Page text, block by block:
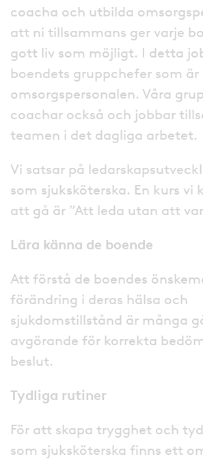
coacha och utbilda
att ni tillsammans ger varje
gott liv som möjligt. I detta
boendets gruppchefer som
omsorgspersonalen. Våra
coachar också och jobbar
teamen i det dagliga arbetet.
Vi satsar på
som sjuksköterska. En kurs vi
att gå är ”Att leda utan att
Lära känna de boende
Att förstå de boendes
förändring i deras hälsa och
sjukdomstillstånd är många
avgörande för korrekta
beslut.
Tydliga rutiner
För att skapa trygghet och
som sjuksköterska finns ett